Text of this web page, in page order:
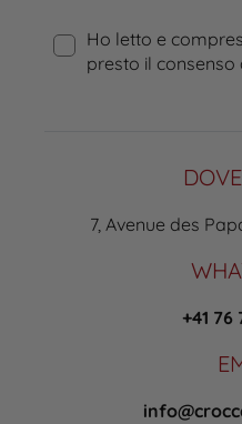
Ho letto e
presto il
7, Avenue des
+41 76